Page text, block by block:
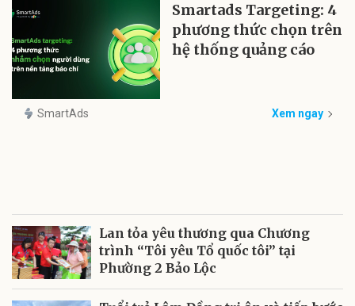
Smartads Targeting: 4
phương thức chọn trên
hệ thống quảng cáo
SmartAds Xem ngay
Lan tỏa yêu thương qua Chương
trình “Tôi yêu Tổ quốc tôi” tại
Phường 2 Bảo Lộc